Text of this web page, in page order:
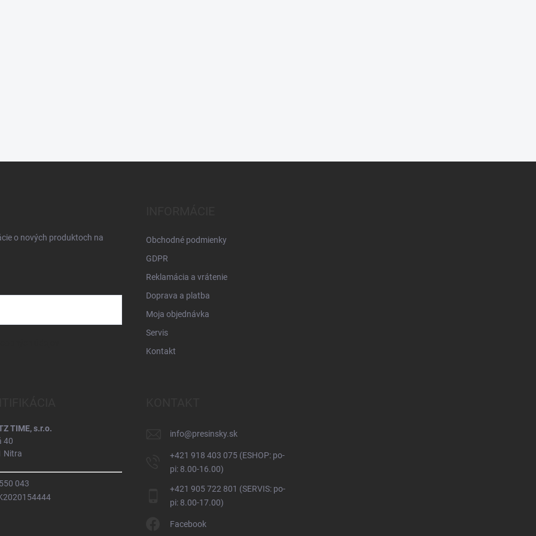
o nových produktoch na
Obchodné podmienky
GDPR
Reklamácia a vrátenie
Doprava a platba
Moja objednávka
Servis
Kontakt
TIME, s.r.o.
40
Nitra
043
info@presinsky.sk
+421 918 403 075 (ESHOP: po-
pi: 8.00-16.00)
+421 905 722 801 (SERVIS: po-
pi: 8.00-17.00)
Facebook